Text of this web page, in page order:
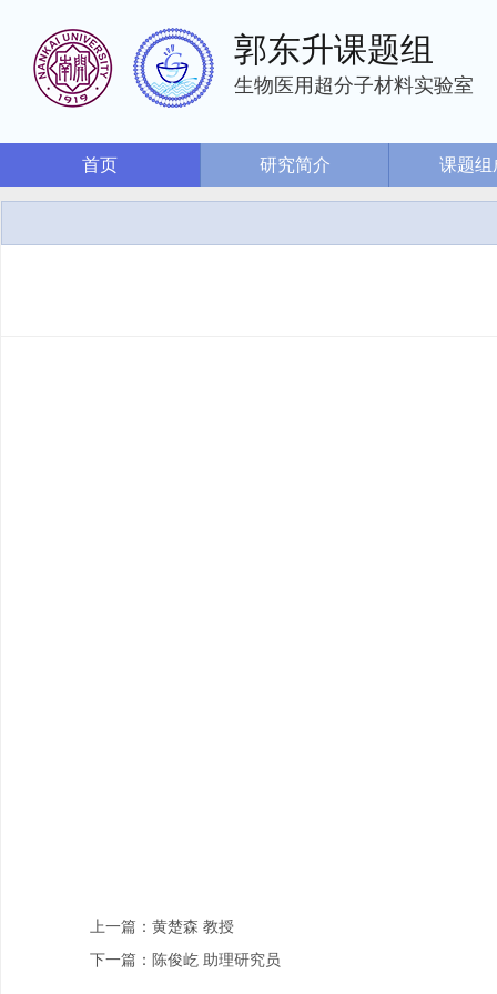
郭东升课题组
生物医用超分子材料实验室
首页 研究简介 课题组
上一篇：黄楚森 教授
下一篇：陈俊屹 助理研究员